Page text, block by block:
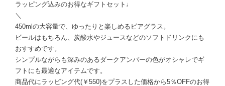
ラッピング込みのお得なギフトセット♩
＼
450mlの大容量で、ゆったりと楽しめるビアグラス。
ビールはもちろん、炭酸水やジュースなどのソフトドリンクにも
おすすめです。
シンプルながらも深みのあるダークアンバーの色がオシャレでギ
フトにも最適なアイテムです。
商品代にラッピング代(￥550)をプラスした価格から5％OFFのお得